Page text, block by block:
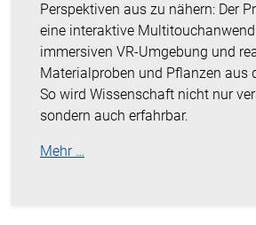
Perspektiven aus zu nähern: Der
eine interaktive
immersiven VR-Umgebung und
Materialproben und Pflanzen aus
So wird Wissenschaft nicht nur
sondern auch erfahrbar.
Mehr …